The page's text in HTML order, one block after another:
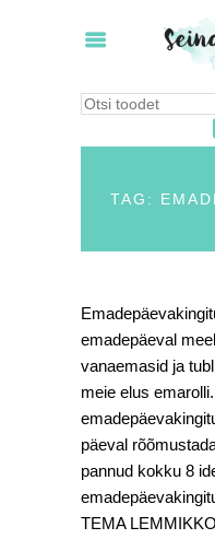
TAG:
emadepäeval
vanaemasid ja
meie elus
päeval
pannud kokku 8
TEMA